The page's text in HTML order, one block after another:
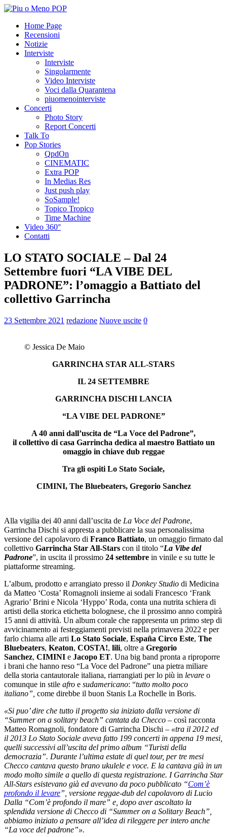
Home Page
Recensioni
Notizie
Interviste
Interviste
Singolarmente
Video Interviste
Voci dalla Quarantena
piuomenointerviste
Concerti
Photo Story
Report Concerti
Talk To
Pop Stories
QpdOn
CINEMATIC
Extra POP
In Medias Res
Just push play
SoSample!
Topico Tropico
Time Machine
Video 360°
Contatti
LO STATO SOCIALE – Dal 24
Settembre fuori “LA VIBE DEL
PADRONE”: l’omaggio a Battiato del
collettivo Garrincha
23 Settembre 2021 redazione Nuove uscite 0
© Jessica De Maio
GARRINCHA STAR ALL-STARS
IL 24 SETTEMBRE
GARRINCHA DISCHI LANCIA
“LA VIBE DEL PADRONE”
A 40 anni dall’uscita de “La Voce del Padrone”,
il collettivo di casa Garrincha dedica al maestro Battiato un
omaggio in chiave dub reggae
Tra gli ospiti Lo Stato Sociale,
CIMINI, The Bluebeaters, Gregorio Sanchez
Alla vigilia dei 40 anni dall’uscita de La Voce del Padrone,
Garrincha Dischi si appresta a pubblicare la sua personalissima
versione del capolavoro di Franco Battiato, un omaggio firmato dal
collettivo Garrincha Star All-Stars con il titolo “La Vibe del
Padrone”, in uscita il prossimo 24 settembre in vinile e su tutte le
piattaforme streaming.
L’album, prodotto e arrangiato presso il Donkey Studio di Medicina
da Matteo ‘Costa’ Romagnoli insieme ai sodali Francesco ‘Frank
Agrario’ Brini e Nicola ‘Hyppo’ Roda, conta una nutrita schiera di
artisti della storica etichetta bolognese, che il prossimo anno compirà
15 anni di attività. Un album corale che rappresenta un primo step di
avvicinamento ai festeggiamenti previsti nella primavera 2022 e per
farlo chiama alle arti Lo Stato Sociale, España Circo Este, The
Bluebeaters, Keaton, COSTA!, lili, oltre a Gregorio
Sanchez, CIMINI e Jacopo ET. Una big band pronta a riproporre
i brani che hanno reso “La Voce del Padrone” una pietra miliare
della storia cantautorale italiana, riarrangiati per lo più in levare o
comunque in stile afro e sudamericano: “tutto molto poco
italiano”, come direbbe il buon Stanis La Rochelle in Boris.
«Si puo’ dire che tutto il progetto sia iniziato dalla versione di
“Summer on a solitary beach” cantata da Checco – così racconta
Matteo Romagnoli, fondatore di Garrincha Dischi – «tra il 2012 ed
il 2013 Lo Stato Sociale aveva fatto 199 concerti in appena 19 mesi,
quelli successivi all’uscita del primo album “Turisti della
democrazia”. Durante l’ultima estate di quel tour, per tre mesi
Checco cantava questo brano ukulele e voce. E la cantava già in un
modo molto simile a quello di questa registrazione. I Garrincha Star
All-Stars esistevano già ed avevano da poco pubblicato “Com’è
profondo il levare”, versione reggae-dub del capolavoro di Lucio
Dalla “Com’è profondo il mare” e, dopo aver ascoltato la
splendida versione di Checco di “Summer on a Solitary Beach”,
abbiamo iniziato a pensare all’idea di rileggere per intero anche
“La voce del padrone”».